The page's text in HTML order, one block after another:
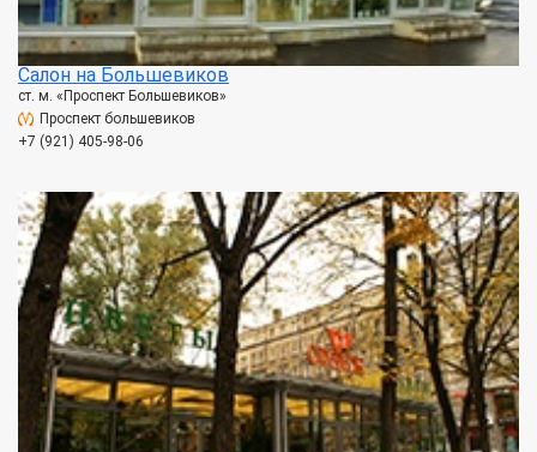
Салон на Большевиков
ст. м. «Проспект Большевиков»
Проспект большевиков
+7 (921) 405-98-06